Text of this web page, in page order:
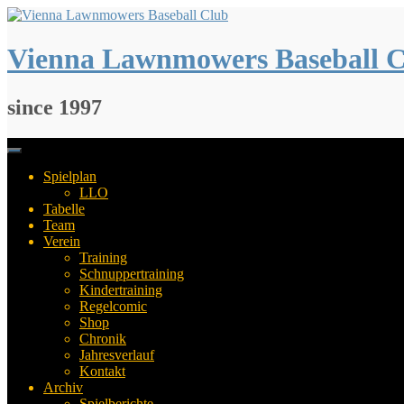
Springe
Inhalt
Vienna Lawnmowers Baseball
since 1997
Spielplan
LLO
Tabelle
Team
Verein
Training
Schnuppertraining
Kindertraining
Regelcomic
Shop
Chronik
Jahresverlauf
Kontakt
Archiv